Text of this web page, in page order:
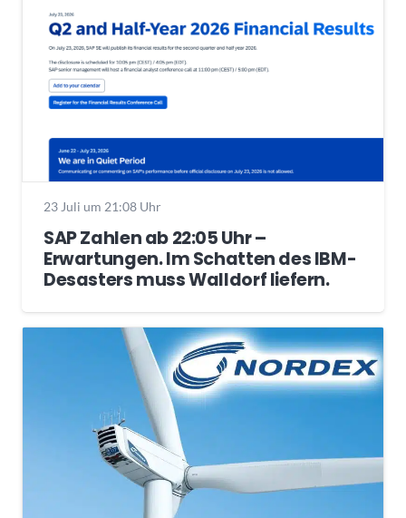
23 Juli um 21:08 Uhr
SAP Zahlen ab 22:05 Uhr –
Erwartungen. Im Schatten des IBM-
Desasters muss Walldorf liefern.